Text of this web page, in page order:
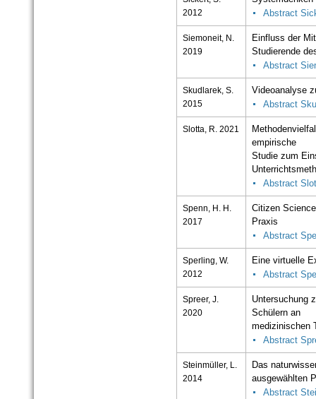
2012
Abstract
Siemoneit, N.
2019
Einfluss der
Studierende
Abstract
Skudlarek, S.
2015
Videoanalyse
Abstract
Slotta, R. 2021
empirische
Studie zum
Abstract
Spenn, H. H.
2017
Citizen
Praxis
Abstract
Sperling, W.
2012
Eine virtuelle
Abstract
Spreer, J.
2020
Untersuchung
Schülern an
medizinischen
Abstract
Steinmüller, L.
2014
Das
ausgewählten
Abstract